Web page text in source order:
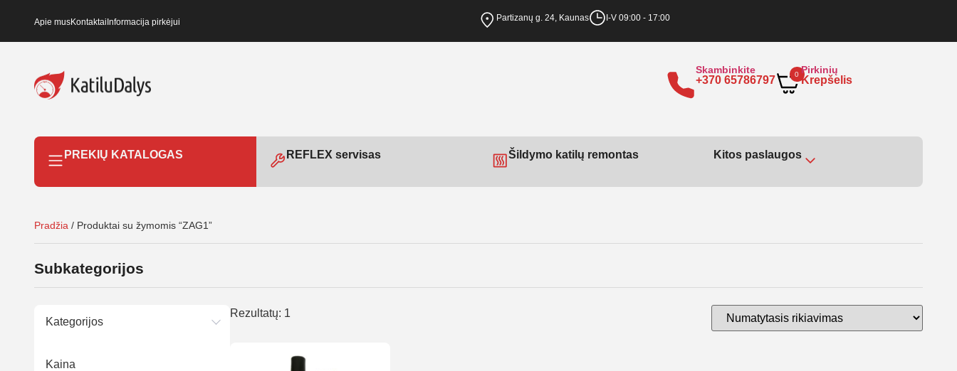
Apie musKontaktaiInformacija pirkėjui Partizanų g. 24, Kaunas I-V 09:00 - 17:00
Skambinkite
+370 65786797 0 Pirkinių
Krepšelis
PREKIŲ KATALOGAS REFLEX servisas Šildymo katilų remontas Kitos paslaugos
Pradžia / Produktai su žymomis “ZAG1”
Subkategorijos
Kategorijos
Kaina
Rezultatų: 1